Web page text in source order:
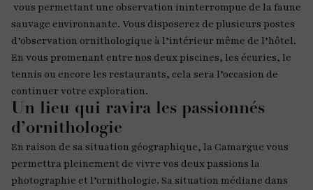
vous permettant une observation ininterrompue de la faune
sauvage environnante. Vous disposerez de plusieurs postes
d’observation ornithologique à l’intérieur même de l’hôtel.
En vous promenant entre nos deux piscines, les écuries, le
tennis ou encore les restaurants, cela sera l’occasion de
continuer votre exploration.
Un lieu qui ravira les passionnés
d’ornithologie
En raison de sa situation géographique, la Camargue vous
permettra pleinement de vivre vos deux passions la
photographie et l’ornithologie. Sa situation médiane dans